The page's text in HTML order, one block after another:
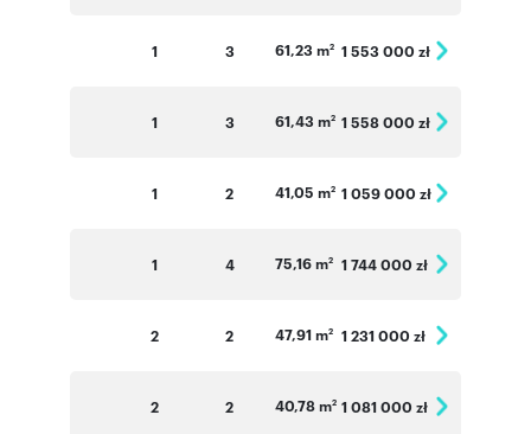
1 3 61,23 m2 1 553 000 zł
1 3 61,43 m2 1 558 000 zł
1 2 41,05 m2 1 059 000 zł
1 4 75,16 m2 1 744 000 zł
2 2 47,91 m2 1 231 000 zł
2 2 40,78 m2 1 081 000 zł